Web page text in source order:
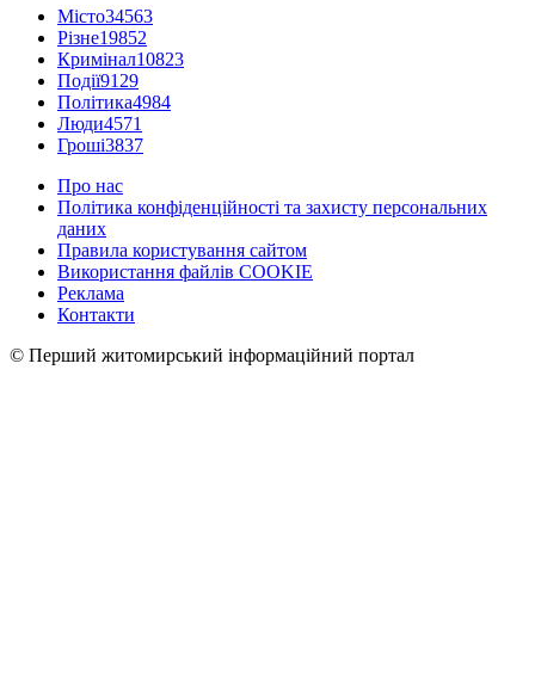
Місто34563
Різне19852
Кримінал10823
Події9129
Політика4984
Люди4571
Гроші3837
Про нас
Політика конфіденційності та захисту персональних
даних
Правила користування сайтом
Використання файлів COOKIE
Реклама
Контакти
© Перший житомирський інформаційний портал